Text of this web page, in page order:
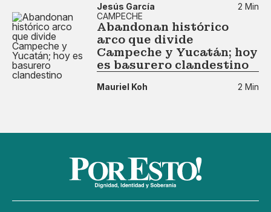
Jesús García
2 Min
CAMPECHE
Abandonan histórico
arco que divide
Campeche y Yucatán; hoy
es basurero clandestino
Mauriel Koh 2 Min